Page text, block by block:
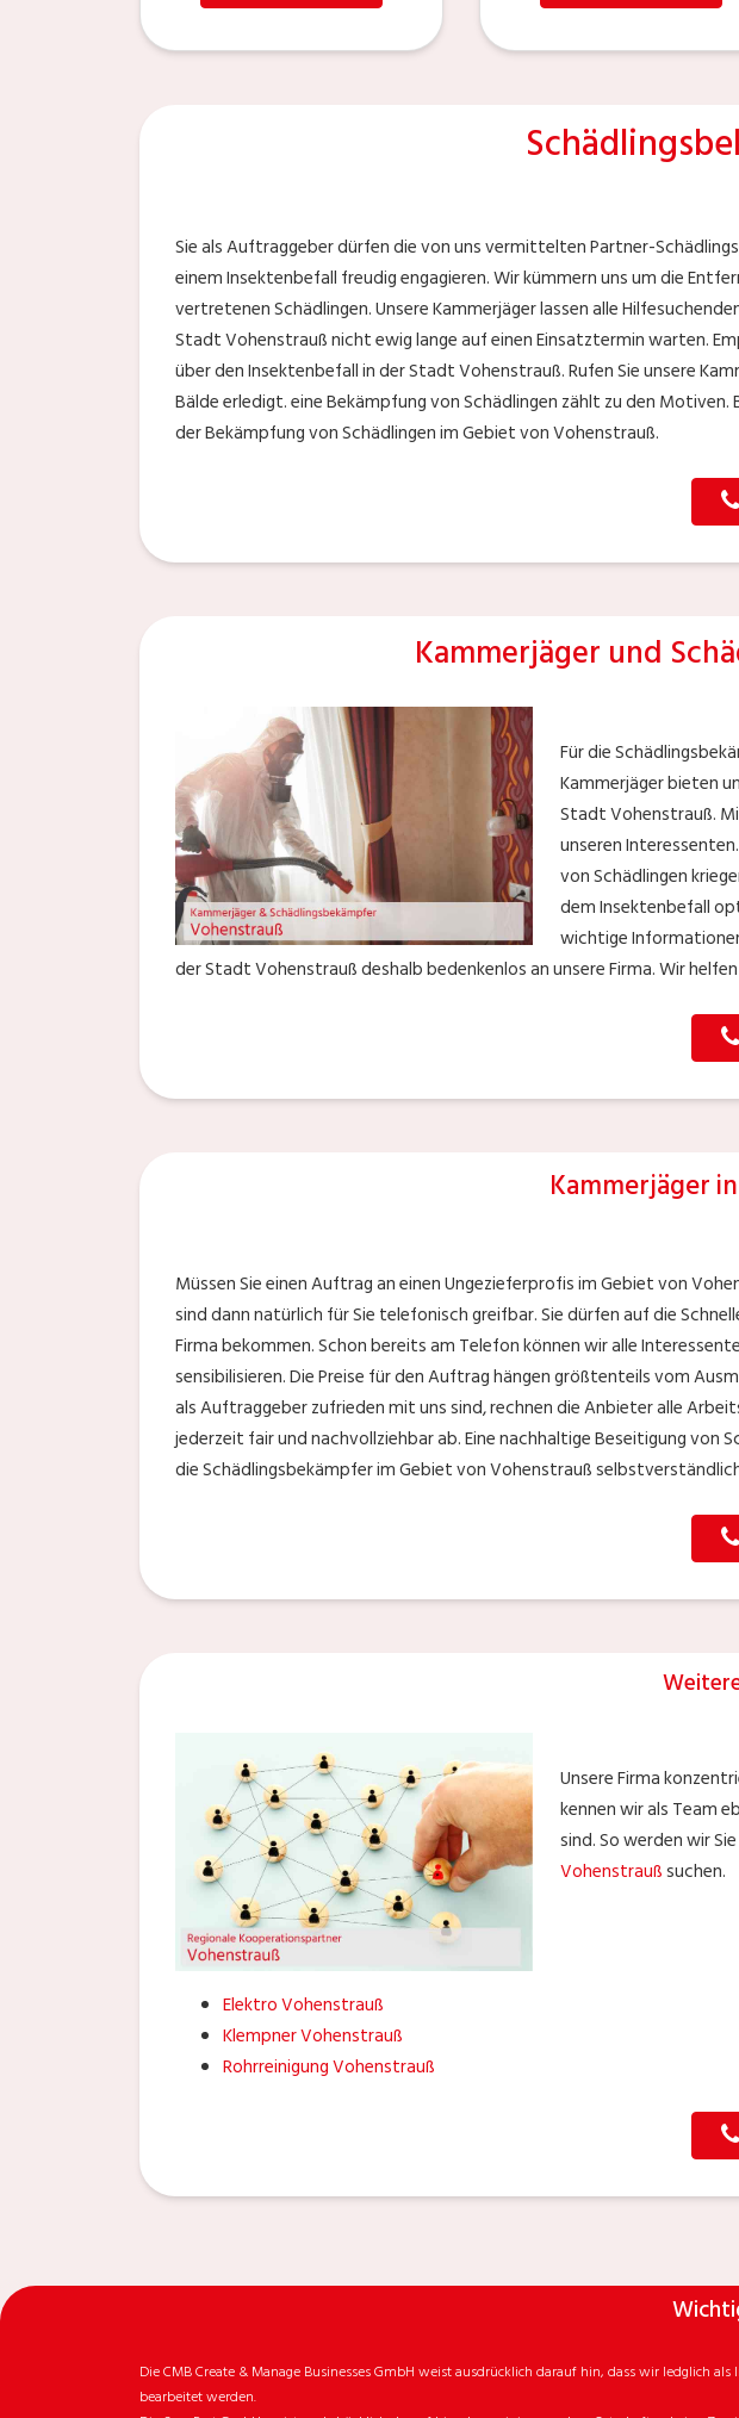
Sie als Auftraggeber dürfen die von uns vermittelten Partner-
einem Insektenbefall freudig engagieren. Wir kümmern uns um die
vertretenen Schädlingen. Unsere Kammerjäger lassen alle
Stadt Vohenstrauß nicht ewig lange auf einen Einsatztermin warten.
über den Insektenbefall in der Stadt Vohenstrauß. Rufen Sie unsere
Bälde erledigt. eine Bekämpfung von Schädlingen zählt zu den Motiven.
der Bekämpfung von Schädlingen im Gebiet von Vohenstrauß.
Kammerjäger und
Für die
Kammerjäger bieten
Stadt Vohenstrauß.
unseren
von Schädlingen
dem Insektenbefall
wichtige
der Stadt Vohenstrauß deshalb bedenkenlos an unsere Firma. Wir
Kammerjäger
Müssen Sie einen Auftrag an einen Ungezieferprofis im Gebiet von
sind dann natürlich für Sie telefonisch greifbar. Sie dürfen auf die
Firma bekommen. Schon bereits am Telefon können wir alle
sensibilisieren. Die Preise für den Auftrag hängen größtenteils vom
als Auftraggeber zufrieden mit uns sind, rechnen die Anbieter alle
jederzeit fair und nachvollziehbar ab. Eine nachhaltige Beseitigung von
die Schädlingsbekämpfer im Gebiet von Vohenstrauß
Unsere Firma
kennen wir als Team
sind. So werden wir
Vohenstraußsuchen.
Elektro Vohenstrauß
Klempner Vohenstrauß
Rohrreinigung Vohenstrauß
Die CMB Create & Manage Businesses GmbH weist ausdrücklich darauf hin, dass wir ledglich
bearbeitet werden.